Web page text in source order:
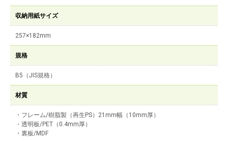
収納用紙サイズ
257×182mm
規格
B5（JIS規格）
材質
・フレーム/樹脂製（再生PS）21mm幅（10mm厚）
・透明板/PET（0.4mm厚）
・裏板/MDF